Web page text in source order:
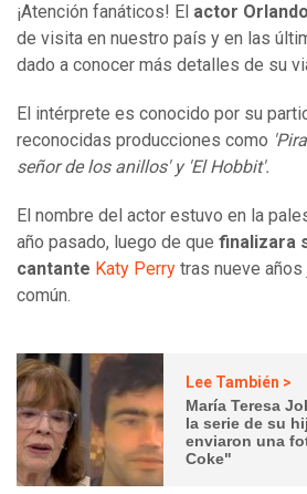
¡Atención fanáticos! El actor
de visita en nuestro país y en las
dado a conocer más detalles de su
El intérprete es conocido por su
reconocidas producciones como
señor de los anillos' y 'El Hobbit'.
El nombre del actor estuvo en la
año pasado, luego de que finalizara
cantante Katy Perry tras nueve años
común.
Lee También >
María Teresa
la serie de su
enviaron una
Coke"